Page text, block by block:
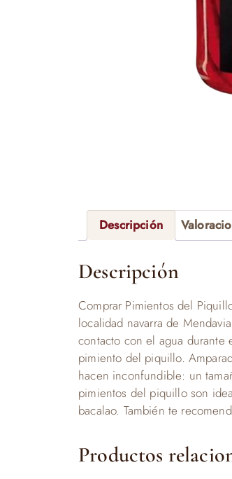
Descripción
Descripción
Comprar Pimientos del
localidad navarra de
contacto con el agua durante
pimiento del piquillo.
hacen inconfundible: un
pimientos del piquillo son
bacalao. También te
Productos